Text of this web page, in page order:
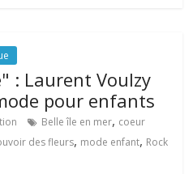
: Laurent Voulzy
pour enfants
Belle île en mer, coeur
des fleurs, mode enfant, Rock